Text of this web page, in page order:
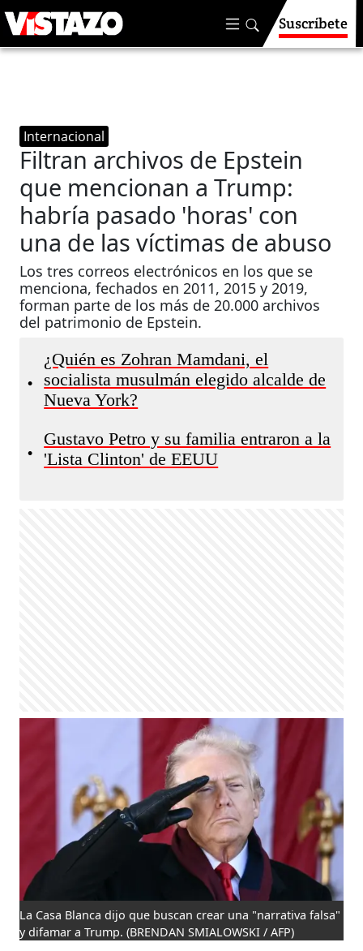
Suscríbete
Internacional
Filtran archivos de Epstein
que mencionan a Trump:
habría pasado 'horas' con
una de las víctimas de abuso
Los tres correos electrónicos en los que se
menciona, fechados en 2011, 2015 y 2019,
forman parte de los más de 20.000 archivos
del patrimonio de Epstein.
•
¿Quién es Zohran Mamdani, el
socialista musulmán elegido alcalde de
Nueva York?
•
Gustavo Petro y su familia entraron a la
'Lista Clinton' de EEUU
La Casa Blanca dijo que buscan crear una "narrativa falsa"
y difamar a Trump. (BRENDAN SMIALOWSKI / AFP)